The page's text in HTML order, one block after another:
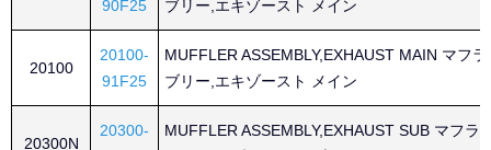
90F25
ブリー,エキゾースト メイン
20100
20100-
91F25
MUFFLER ASSEMBLY,EXHAUST MAIN マフ
ブリー,エキゾースト メイン
20300N
20300-
MUFFLER ASSEMBLY,EXHAUST SUB マフラ